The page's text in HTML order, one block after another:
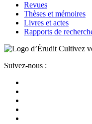
Revues
Thèses et mémoires
Livres et actes
Rapports de
Cultivez
Suivez-nous :